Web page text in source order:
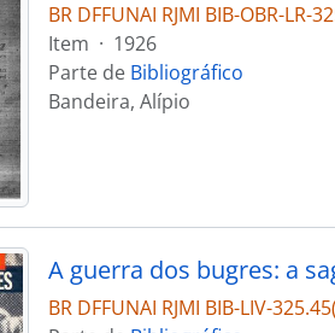
BR DFFUNAI RJMI BIB-OBR-LR-
Item · 1926
Parte de Bibliográfico
Bandeira, Alípio
BR DFFUNAI RJMI BIB-LIV-